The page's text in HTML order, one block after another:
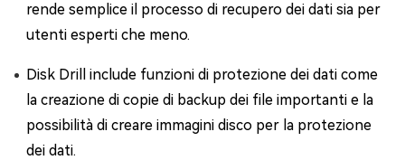
rende semplice il processo di recupero dei dati sia per
utenti esperti che meno.
Disk Drill include funzioni di protezione dei dati come
la creazione di copie di backup dei file importanti e la
possibilità di creare immagini disco per la protezione
dei dati.